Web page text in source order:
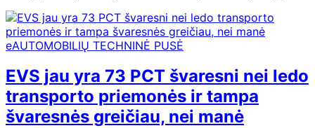
eAUTOMOBILIŲ TECHNINĖ PUSĖ
EVS jau yra 73 PCT švaresni nei ledo
transporto priemonės ir tampa
švaresnės greičiau, nei manė